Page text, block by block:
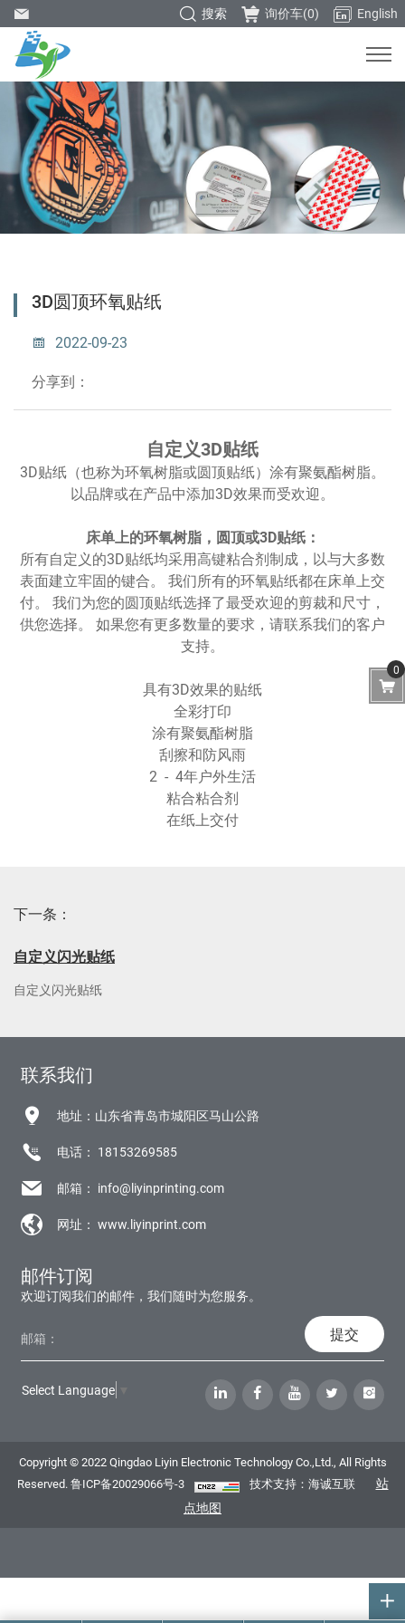
English
询价车(0)
搜索
3D圆顶环氧贴纸
2022-09-23
分享到：
自定义3D贴纸
3D贴纸（也称为环氧树脂或圆顶贴纸）涂有聚氨酯树脂。
以品牌或在产品中添加3D效果而受欢迎。
床单上的环氧树脂，圆顶或3D贴纸：
所有自定义的3D贴纸均采用高键粘合剂制成，以与大多数
表面建立牢固的键合。 我们所有的环氧贴纸都在床单上交
付。 我们为您的圆顶贴纸选择了最受欢迎的剪裁和尺寸，
供您选择。 如果您有更多数量的要求，请联系我们的客户
支持。
具有3D效果的贴纸
全彩打印
涂有聚氨酯树脂
刮擦和防风雨
2 - 4年户外生活
粘合粘合剂
在纸上交付
下一条：
自定义闪光贴纸
自定义闪光贴纸
联系我们
地址：山东省青岛市城阳区马山公路
电话： 18153269585
邮箱： info@liyinprinting.com
网址：www.liyinprint.com
邮件订阅
欢迎订阅我们的邮件，我们随时为您服务。
提交
Select Language
Copyright © 2022 Qingdao Liyin Electronic Technology Co.,Ltd., All Rights
Reserved.鲁ICP备20029066号-3 技术支持：海诚互联
站
点地图
0